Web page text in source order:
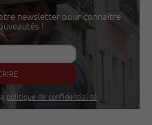
newsletter pour connaître
!
politique de confidentialité